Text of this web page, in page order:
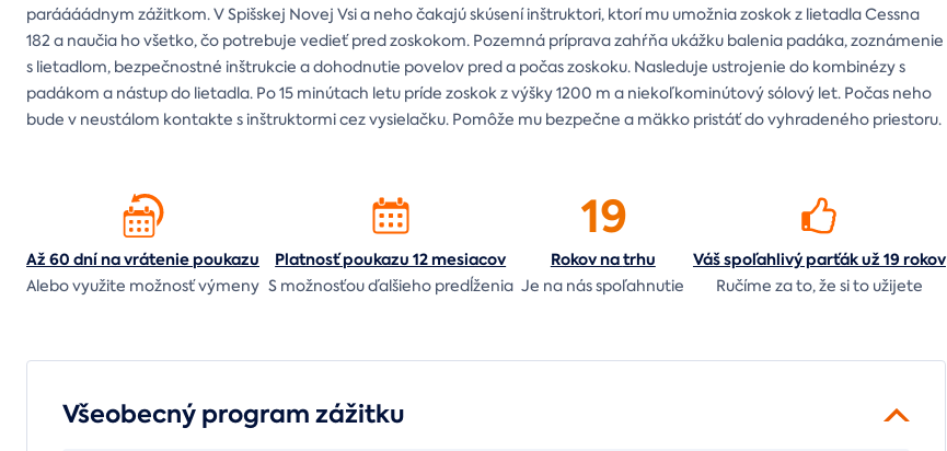
paráááádnym zážitkom. V Spišskej Novej Vsi a neho čakajú skúsení inštruktori, ktorí mu umožnia zoskok z lietadla Cessna
182 a naučia ho všetko, čo potrebuje vedieť pred zoskokom. Pozemná príprava zahŕňa ukážku balenia padáka, zoznámenie
s lietadlom, bezpečnostné inštrukcie a dohodnutie povelov pred a počas zoskoku. Nasleduje ustrojenie do kombinézy s
padákom a nástup do lietadla. Po 15 minútach letu príde zoskok z výšky 1200 m a niekoľkominútový sólový let. Počas neho
bude v neustálom kontakte s inštruktormi cez vysielačku. Pomôže mu bezpečne a mäkko pristáť do vyhradeného priestoru.
Až 60 dní na vráteniepoukazu
Alebo využite možnosť výmeny
Platnosť poukazu 12 mesiacov
S možnosťou ďalšieho predĺženia
19
Rokov natrhu
Je na násspoľahnutie
Váš spoľahlivý parťák už 19 rokov
Ručíme za to,že si to užijete
Všeobecný program zážitku